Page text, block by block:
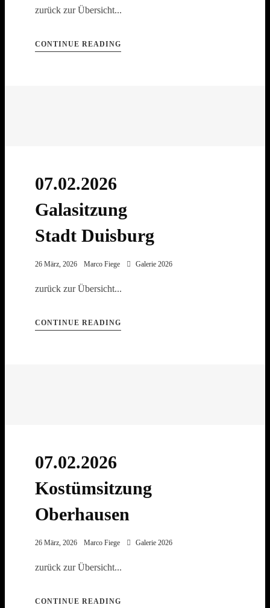
zurück zur Übersicht...
CONTINUE READING
07.02.2026
Galasitzung
Stadt Duisburg
26 März, 2026 Marco Fiege Galerie 2026
zurück zur Übersicht...
CONTINUE READING
07.02.2026
Kostümsitzung
Oberhausen
26 März, 2026 Marco Fiege Galerie 2026
zurück zur Übersicht...
CONTINUE READING